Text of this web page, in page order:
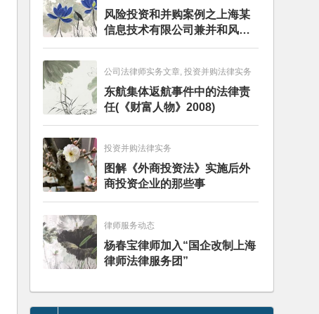
风险投资和并购案例之上海某
信息技术有限公司兼并和风险
投资服务
公司法律师实务文章, 投资并购法律实务
东航集体返航事件中的法律责
任(《财富人物》2008)
投资并购法律实务
图解《外商投资法》实施后外
商投资企业的那些事
律师服务动态
杨春宝律师加入“国企改制上海
律师法律服务团”